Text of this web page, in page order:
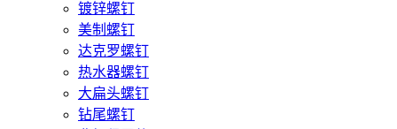
镀锌螺钉
美制螺钉
达克罗螺钉
热水器螺钉
大扁头螺钉
钻尾螺钉